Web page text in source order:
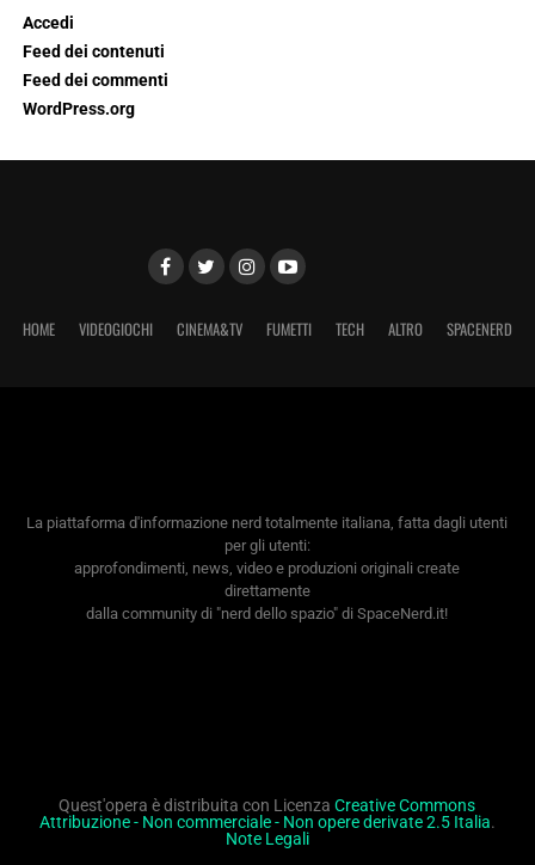
Accedi
Feed dei contenuti
Feed dei commenti
WordPress.org
HOME VIDEOGIOCHI CINEMA&TV FUMETTI TECH ALTRO SPACENERD
La piattaforma d'informazione nerd totalmente italiana, fatta dagli utenti
per gli utenti:
approfondimenti, news, video e produzioni originali create
direttamente
dalla community di "nerd dello spazio" di SpaceNerd.it!
Quest'opera è distribuita con LicenzaCreative Commons
Attribuzione - Non commerciale - Non opere derivate 2.5 Italia.
Note Legali